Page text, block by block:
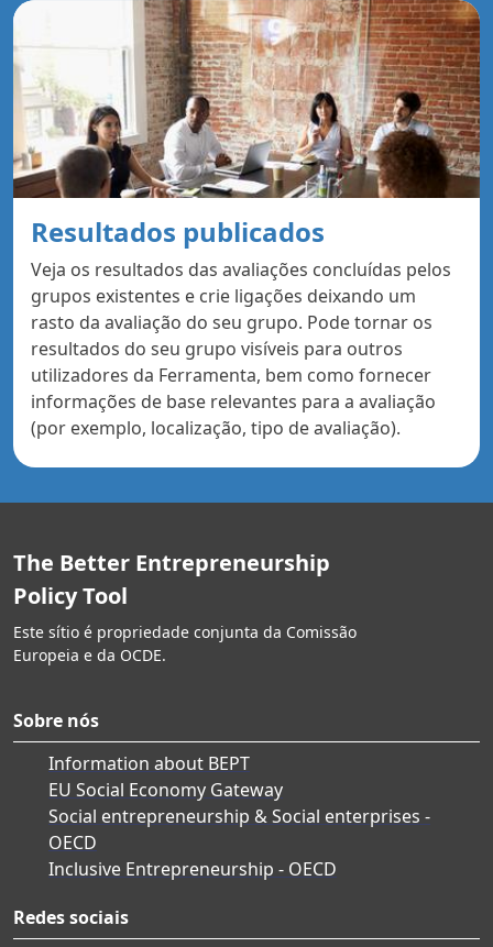
Resultados publicados
Veja os resultados das avaliações concluídas pelos
grupos existentes e crie ligações deixando um
rasto da avaliação do seu grupo. Pode tornar os
resultados do seu grupo visíveis para outros
utilizadores da Ferramenta, bem como fornecer
informações de base relevantes para a avaliação
(por exemplo, localização, tipo de avaliação).
The Better Entrepreneurship
Policy Tool
Este sítio é propriedade conjunta da Comissão
Europeia e da OCDE.
Sobre nós
Information about BEPT
EU Social Economy Gateway
Social entrepreneurship & Social enterprises -
OECD
Inclusive Entrepreneurship - OECD
Redes sociais